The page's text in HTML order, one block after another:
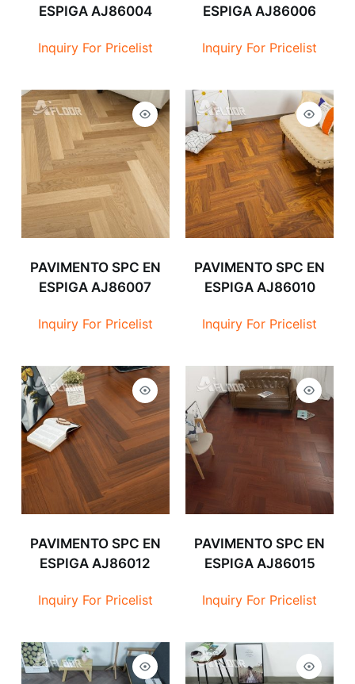
ESPIGA AJ86004
Inquiry For Pricelist
ESPIGA AJ86006
Inquiry For Pricelist
PAVIMENTO SPC EN
ESPIGA AJ86007
Inquiry For Pricelist
PAVIMENTO SPC EN
ESPIGA AJ86010
Inquiry For Pricelist
PAVIMENTO SPC EN
ESPIGA AJ86012
Inquiry For Pricelist
PAVIMENTO SPC EN
ESPIGA AJ86015
Inquiry For Pricelist